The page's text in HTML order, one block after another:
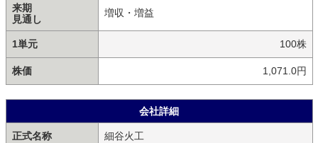
来期
見通し
増収・増益
1単元 100株
株価 1,071.0円
会社詳細
正式名称 細谷火工